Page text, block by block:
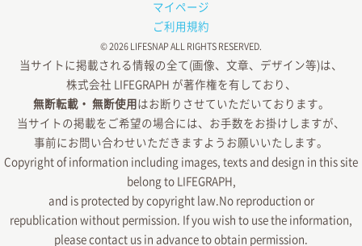
マイページ
ご利用規約
© 2026 LIFESNAP ALL RIGHTS RESERVED.
当サイトに掲載される情報の全て (画像、文章、デザイン等)は、
株式会社 LIFEGRAPH が著作権を有しており、
無断転載・ 無断使用 はお断りさせていただいております。
当サイトの掲載を ご希望の場合には、 お手数をお掛けしますが、
事前にお問い合わせいただきますよう お願いいたします。
Copyright of information including images, texts and design in this site
belong to LIFEGRAPH,
and is protected by copyright law.No reproduction or
republication without permission.
If you wish to use the information,
please contact us in advance to obtain permission.